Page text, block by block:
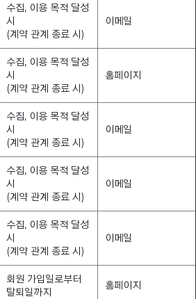
수집, 이용 목적 달성
시
(계약 관계 종료 시)
이메일
수집, 이용 목적 달성
시
(계약 관계 종료 시)
홈페이지
수집, 이용 목적 달성
시
(계약 관계 종료 시)
이메일
수집, 이용 목적 달성
시
(계약 관계 종료 시)
이메일
수집, 이용 목적 달성
시
(계약 관계 종료 시)
이메일
회원 가입일로부터
탈퇴일까지
홈페이지